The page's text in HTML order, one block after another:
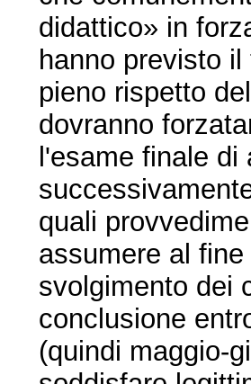
didattico» in
hanno previsto
pieno rispetto
dovranno
l'esame finale
quali
assumere al
svolgimento dei
conclusione
(quindi maggio-